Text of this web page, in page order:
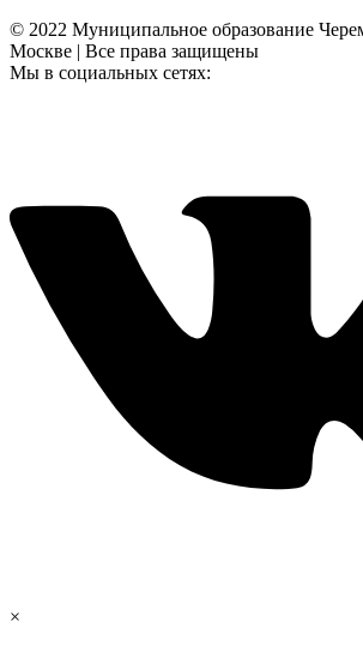
© 2022 Муниципальное образование
Москве | Все права защищены
Мы в социальных сетях:
×